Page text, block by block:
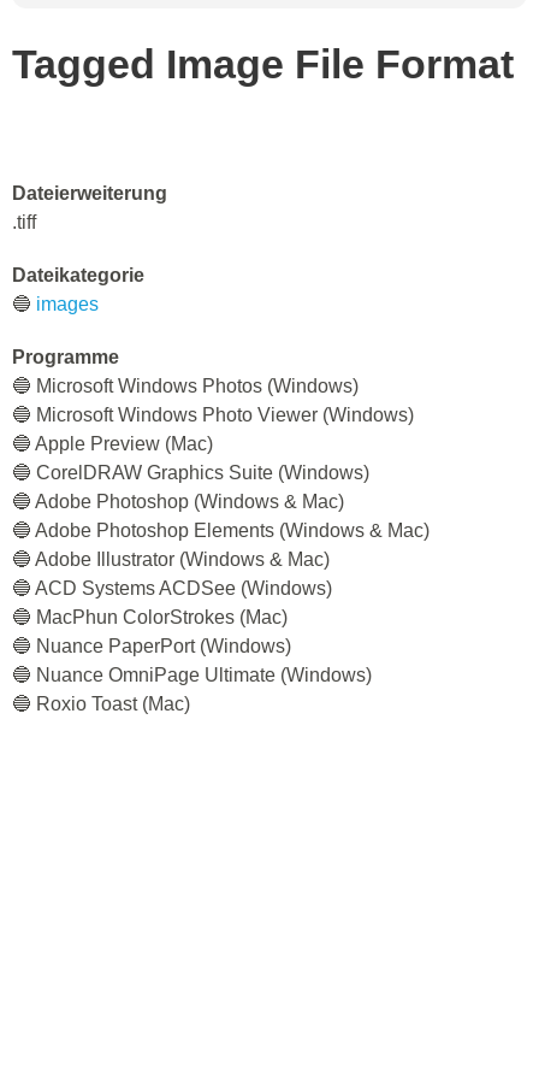
Tagged Image File Format
.tiff
Dateikategorie
🔵images
Programme
🔵 Microsoft Windows Photos (Windows)
🔵 Microsoft Windows Photo Viewer (Windows)
🔵 Apple Preview (Mac)
🔵 CorelDRAW Graphics Suite (Windows)
🔵 Adobe Photoshop (Windows & Mac)
🔵 Adobe Photoshop Elements (Windows & Mac)
🔵 Adobe Illustrator (Windows & Mac)